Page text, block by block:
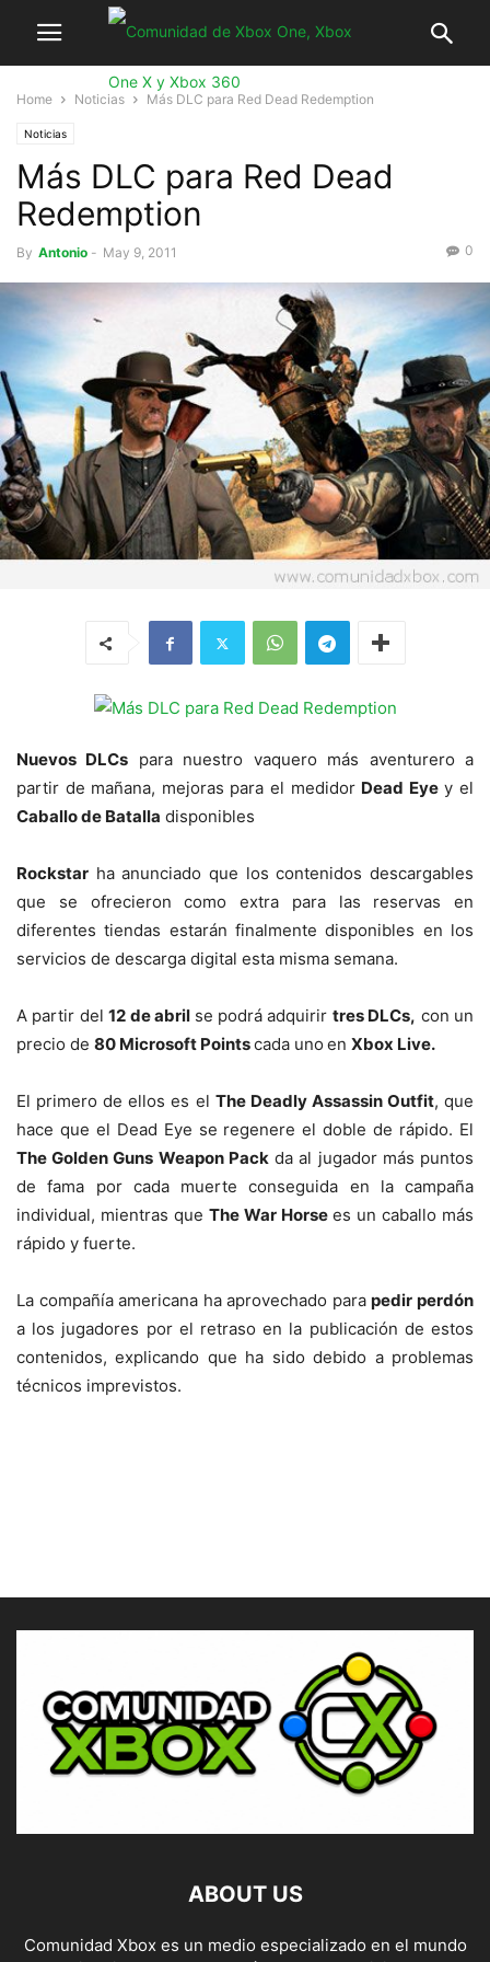
Home Noticias Más DLC para Red Dead Redemption
Noticias
Más DLC para Red Dead
Redemption
By Antonio - May 9, 2011 0
Nuevos DLCs para nuestro vaquero más aventurero a
partir de mañana, mejoras para el medidor Dead Eyey el
Caballo de Batalla disponibles
Rockstar ha anunciado que los contenidos descargables
que se ofrecieron como extra para las reservas en
diferentes tiendas estarán finalmente disponibles en los
servicios de descarga digital esta misma semana.
A partir del12 de abril se podrá adquirir tres DLCs, con un
precio de 80 Microsoft Pointscada uno en Xbox Live.
El primero de ellos es el The Deadly Assassin Outfit, que
hace que el Dead Eye se regenere el doble de rápido. El
The Golden Guns Weapon Packda al jugador más puntos
de fama por cada muerte conseguida en la campaña
individual, mientras que The War Horse es un caballo más
rápido y fuerte.
La compañía americana ha aprovechado parapedir perdón
a los jugadores por el retraso en la publicación de estos
contenidos, explicando que ha sido debido a problemas
técnicos imprevistos.
ABOUT US
Comunidad Xbox es un medio especializado en el mundo